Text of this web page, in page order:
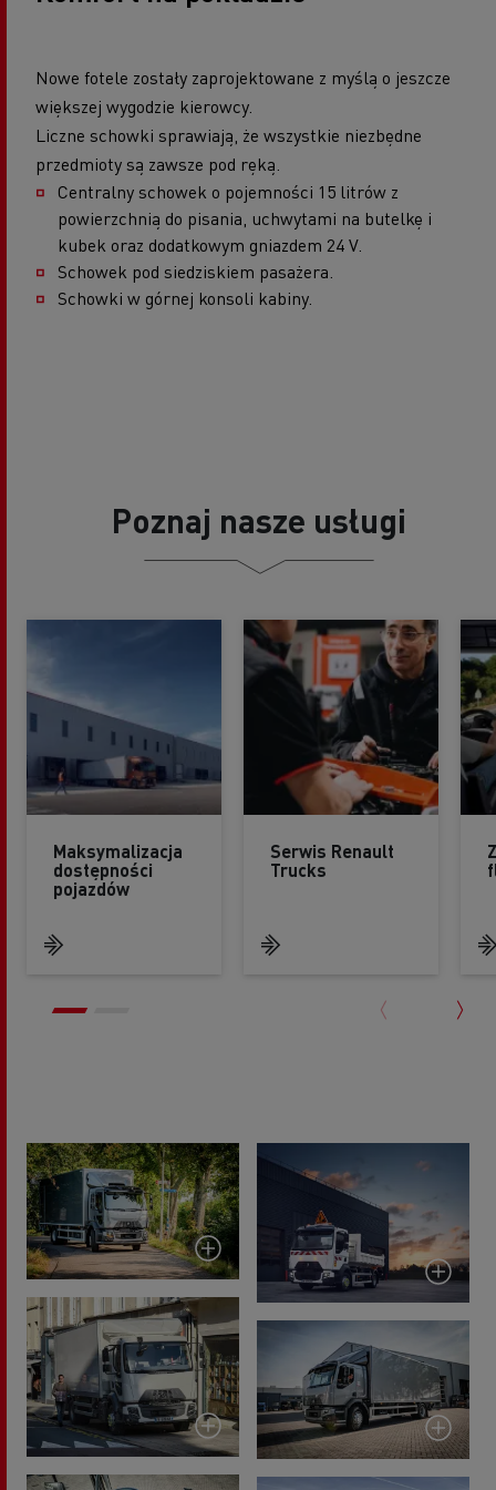
Nowe fotele zostały zaprojektowane z myślą o jeszcze
większej wygodzie kierowcy.
Liczne schowki sprawiają, że wszystkie niezbędne
przedmioty są zawsze pod ręką.
Centralny schowek o pojemności 15 litrów z
powierzchnią do pisania, uchwytami na butelkę i
kubek oraz dodatkowym gniazdem 24 V.
Schowek pod siedziskiem pasażera.
Schowki w górnej konsoli kabiny.
Poznaj nasze usługi
Maksymalizacja
dostępności
pojazdów
Serwis Renault
Trucks